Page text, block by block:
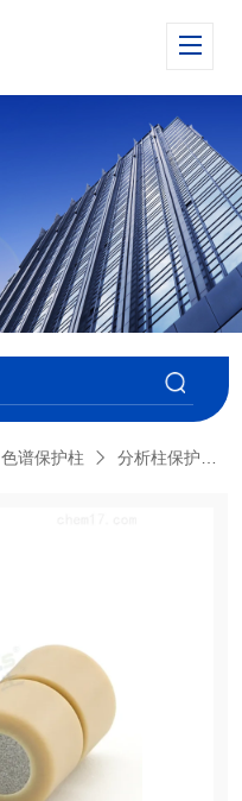
色谱保护柱 分析柱保护柱卡套柱芯